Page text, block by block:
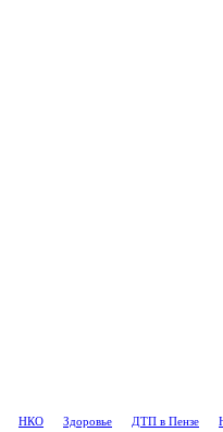
НКО Здоровье ДТП в Пензе